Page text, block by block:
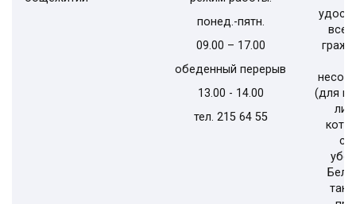
понед.-пятн.
09.00 – 17.00
обеденный перерыв
13.00 - 14.00
тел. 215 64 55
(для